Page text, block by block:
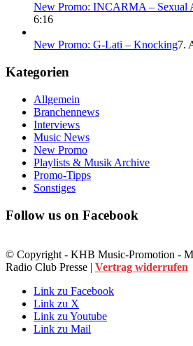
New Promo: INCARMA – Sexual
6:16
New Promo: G-Lati – Knocking7.
Kategorien
Allgemein
Branchennews
Interviews
Music News
New Promo
Playlists & Musik Archive
Promo-Tipps
Sonstiges
Follow us on Facebook
© Copyright - KHB Music-Promotion -
Radio Club Presse | Vertrag widerrufen
Link zu Facebook
Link zu X
Link zu Youtube
Link zu Mail